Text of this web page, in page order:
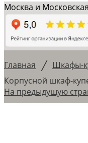
Москва и
Главная / Шкафы-
Корпусной шкаф-
На предыдущую